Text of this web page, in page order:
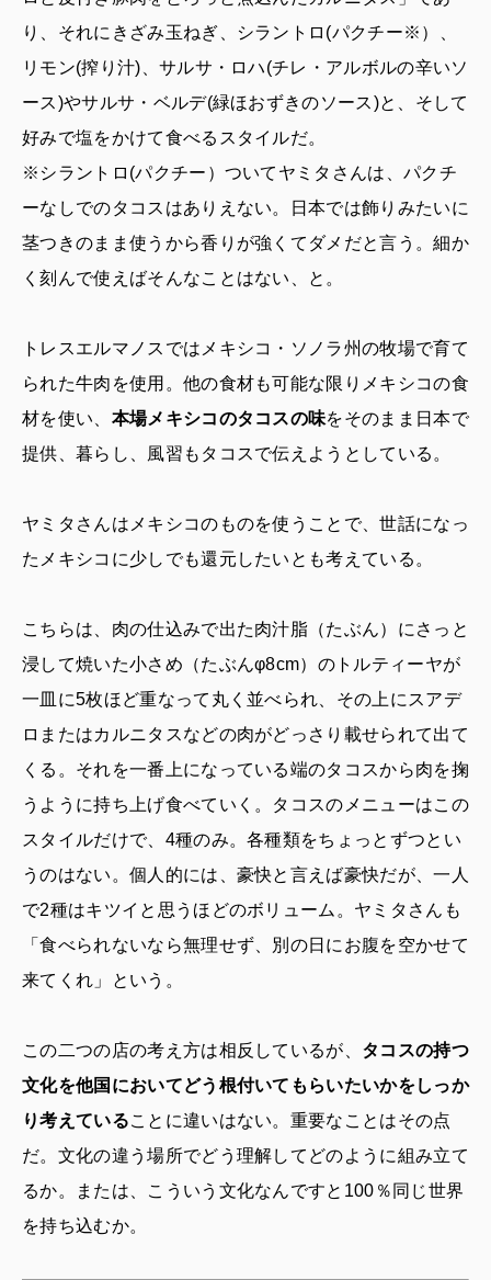
り、それにきざみ玉ねぎ、シラントロ(パクチー※）、
リモン(搾り汁)、サルサ・ロハ(チレ・アルボルの辛いソ
ース)やサルサ・ベルデ(緑ほおずきのソース)と、そして
好みで塩をかけて食べるスタイルだ。
※シラントロ(パクチー）ついてヤミタさんは、パクチ
ーなしでのタコスはありえない。日本では飾りみたいに
茎つきのまま使うから香りが強くてダメだと言う。細か
く刻んで使えばそんなことはない、と。
トレスエルマノスではメキシコ・ソノラ州の牧場で育て
られた牛肉を使用。他の食材も可能な限りメキシコの食
材を使い、 本場メキシコのタコスの味をそのまま日本で
提供、暮らし、風習もタコスで伝えようとしている。
ヤミタさんはメキシコのものを使うことで、世話になっ
たメキシコに少しでも還元したいとも考えている。
こちらは、肉の仕込みで出た肉汁脂（たぶん）にさっと
浸して焼いた小さめ（たぶんφ8cm）のトルティーヤが
一皿に5枚ほど重なって丸く並べられ、その上にスアデ
ロまたはカルニタスなどの肉がどっさり載せられて出て
くる。それを一番上になっている端のタコスから肉を掬
うように持ち上げ食べていく。タコスのメニューはこの
スタイルだけで、4種のみ。各種類をちょっとずつとい
うのはない。個人的には、豪快と言えば豪快だが、一人
で2種はキツイと思うほどのボリューム。ヤミタさんも
「食べられないなら無理せず、別の日にお腹を空かせて
来てくれ」という。
この二つの店の考え方は相反しているが、 タコスの持つ
文化を他国においてどう根付いてもらいたいかをしっか
り考えていることに違いはない。重要なことはその点
だ。文化の違う場所でどう理解してどのように組み立て
るか。または、こういう文化なんですと100％同じ世界
を持ち込むか。